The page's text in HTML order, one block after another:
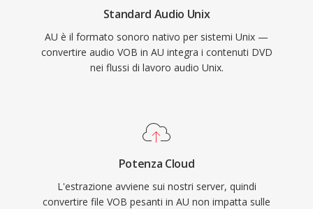
Standard Audio Unix
AU è il formato sonoro nativo per sistemi Unix —
convertire audio VOB in AU integra i contenuti DVD
nei flussi di lavoro audio Unix.
Potenza Cloud
L'estrazione avviene sui nostri server, quindi
convertire file VOB pesanti in AU non impatta sulle